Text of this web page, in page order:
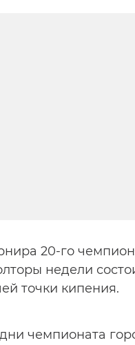
20-го
недели
точки кипения.
чемпионата